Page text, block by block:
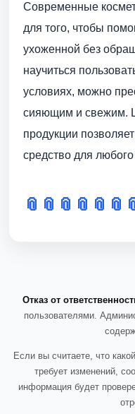
Современные
для того, чтобы
ухоженной без
научиться
условиях, можно
сияющим и свежим.
продукции
средство для
📎 📎 📎 📎 📎 📎
Отказ от
пользователями.
Если вы считаете, что
требует изменений,
информация будет